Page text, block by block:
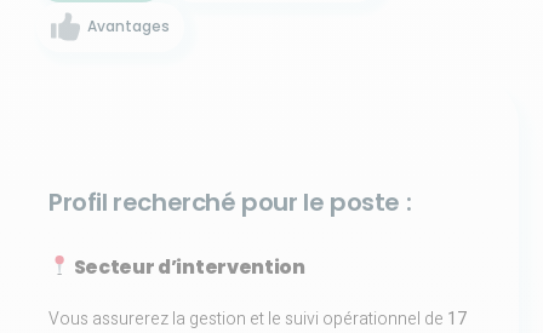
Avantages
Profil recherché pour le poste :
Secteur d’intervention
Vous assurerez la gestion et le suivi opérationnel de 17